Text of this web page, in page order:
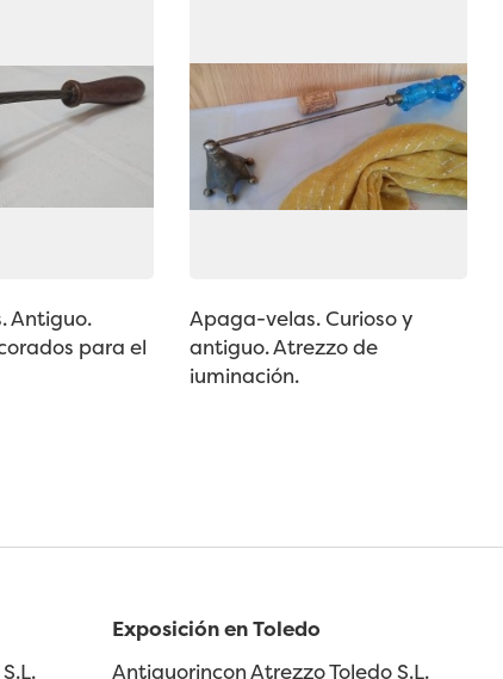
Antiguo.
para el
Apaga-velas. Curioso y
antiguo. Atrezzo de
iuminación.
Exposición en Toledo
Antiguorincon Atrezzo Toledo S.L.